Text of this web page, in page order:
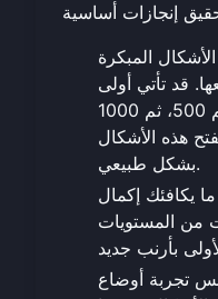
المبكرة
قد تأتي أولى
عمليات الفتح بعد جمع 100، ثم 500، ثم 1000
هذه الأشكال
بشكل طبيعي.
ما يكافئك إكمال
من المستويات
تجربة أوضاع